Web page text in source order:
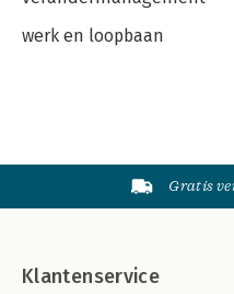
werk en loopbaan
Gratis
Klantenservice